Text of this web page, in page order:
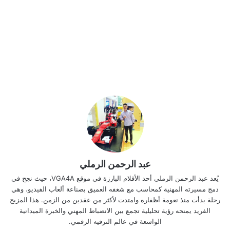
عبد الرحمن الرملي
يُعد عبد الرحمن الرملي أحد الأقلام البارزة في موقع VGA4A، حيث نجح في
دمج مسيرته المهنية كمحاسب مع شغفه العميق بصناعة ألعاب الفيديو، وهي
رحلة بدأت منذ نعومة أظفاره وامتدت لأكثر من عقدين من الزمن. هذا المزيج
الفريد يمنحه رؤية تحليلية تجمع بين الانضباط المهني والخبرة الميدانية
الواسعة في عالم الترفيه الرقمي.